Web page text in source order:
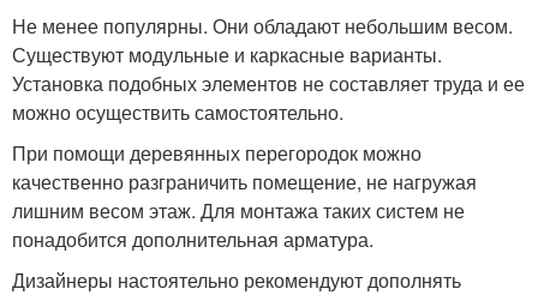
Не менее популярны. Они обладают небольшим весом.
Существуют модульные и каркасные варианты.
Установка подобных элементов не составляет труда и ее
можно осуществить самостоятельно.
При помощи деревянных перегородок можно
качественно разграничить помещение, не нагружая
лишним весом этаж. Для монтажа таких систем не
понадобится дополнительная арматура.
Дизайнеры настоятельно рекомендуют дополнять